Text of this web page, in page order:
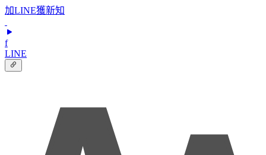
加LINE獲新知
f
LINE